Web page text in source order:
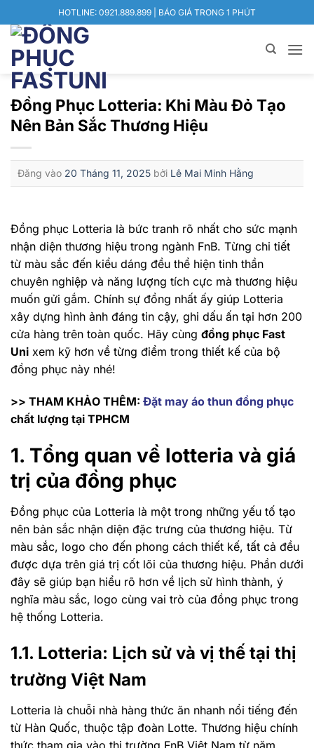
qua
dung
HOTLINE: 0921.889.899 | BÁO GIÁ TRONG 1 PHÚT
Đồng Phục Lotteria: Khi Màu Đỏ Tạo
Nên Bản Sắc Thương Hiệu
Đăng vào 20 Tháng 11, 2025 bởi Lê Mai Minh Hằng
Đồng phục Lotteria là bức tranh rõ nhất cho sức mạnh
nhận diện thương hiệu trong ngành FnB. Từng chi tiết
từ màu sắc đến kiểu dáng đều thể hiện tinh thần
chuyên nghiệp và năng lượng tích cực mà thương hiệu
muốn gửi gắm. Chính sự đồng nhất ấy giúp Lotteria
xây dựng hình ảnh đáng tin cậy, ghi dấu ấn tại hơn 200
cửa hàng trên toàn quốc. Hãy cùng đồng phục Fast
Uni xem kỹ hơn về từng điểm trong thiết kế của bộ
đồng phục này nhé!
>> THAM KHẢO THÊM: Đặt may áo thun đồng phục
chất lượng tại TPHCM
1. Tổng quan về lotteria và giá
trị của đồng phục
Đồng phục của Lotteria là một trong những yếu tố tạo
nên bản sắc nhận diện đặc trưng của thương hiệu. Từ
màu sắc, logo cho đến phong cách thiết kế, tất cả đều
được dựa trên giá trị cốt lõi của thương hiệu. Phần dưới
đây sẽ giúp bạn hiểu rõ hơn về lịch sử hình thành, ý
nghĩa màu sắc, logo cùng vai trò của đồng phục trong
hệ thống Lotteria.
1.1. Lotteria: Lịch sử và vị thế tại thị
trường Việt Nam
Lotteria là chuỗi nhà hàng thức ăn nhanh nổi tiếng đến
từ Hàn Quốc, thuộc tập đoàn Lotte. Thương hiệu chính